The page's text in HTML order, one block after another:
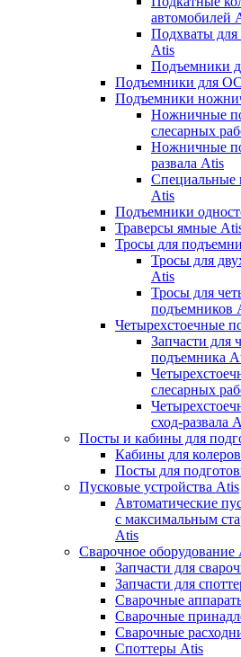
автомобилей
Подхваты для
Atis
Подъемники
Подъемники для
Подъемники
Ножничные
слесарных
Ножничные
развала Atis
Специальные
Atis
Подъемники
Траверсы ямные
Тросы для
Тросы для
Atis
Тросы для
подъемников
Четырехстоечные
Запчасти для
подъемника
слесарных
сход-развала
Посты и кабины для
Кабины для
Посты для
Пусковые устройства Atis
Автоматические
с максимальным
Atis
Сварочное оборудование
Запчасти для
Запчасти для
Сварочные
Сварочные
Сварочные
Споттеры Atis